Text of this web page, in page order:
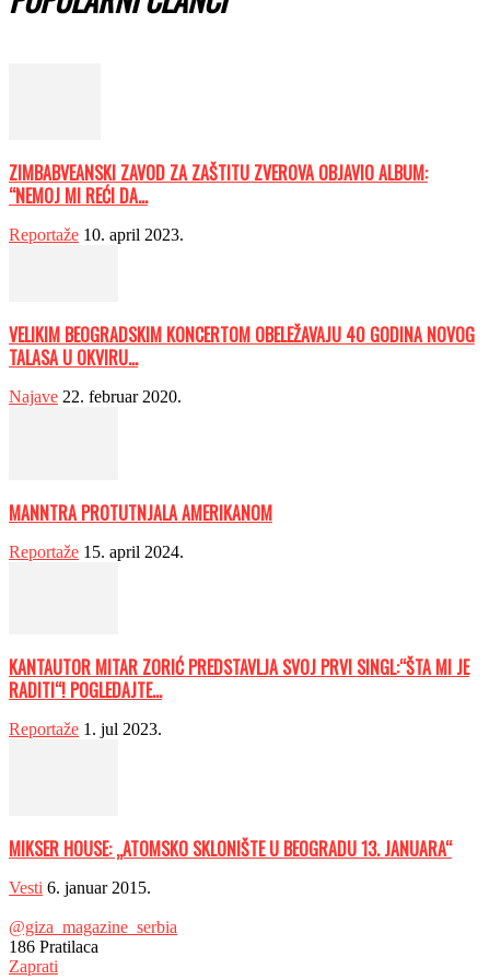
ZIMBABVEANSKI ZAVOD ZA ZAŠTITU ZVEROVA OBJAVIO ALBUM:
“NEMOJ MI REĆI DA...
Reportaže 10. april 2023.
VELIKIM BEOGRADSKIM KONCERTOM OBELEŽAVAJU 40 GODINA NOVOG
TALASA U OKVIRU...
Najave 22. februar 2020.
MANNTRA PROTUTNJALA AMERIKANOM
Reportaže 15. april 2024.
KANTAUTOR MITAR ZORIĆ PREDSTAVLJA SVOJ PRVI SINGL:“ŠTA MI JE
RADITI“! POGLEDAJTE...
Reportaže 1. jul 2023.
MIKSER HOUSE: „ATOMSKO SKLONIŠTE U BEOGRADU 13. JANUARA“
Vesti 6. januar 2015.
@giza_magazine_serbia
186 Pratilaca
Zaprati